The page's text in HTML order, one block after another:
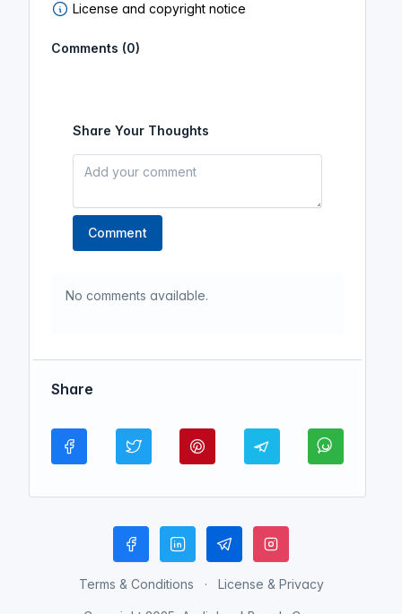
License and copyright notice
Comments (0)
Share Your Thoughts
Comment
No comments available.
Share
Terms & Conditions License & Privacy